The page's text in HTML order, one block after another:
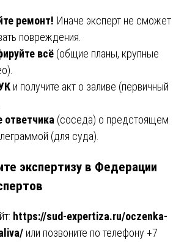
ремонт! Иначе эксперт не сможет
повреждения.
всё (общие планы, крупные
и получите акт о заливе (первичный
ответчика (соседа) о предстоящем
(для суда).
экспертизу в Федерации
https://sud-expertiza.ru/oczenka-
или позвоните по телефону +7